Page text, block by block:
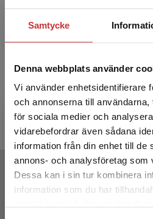
Samtycke
Denna webbplats använder
Vi använder enhetsidentifierare
och annonserna till
för sociala medier och
vidarebefordrar även sådana
information från din enhet till de
annons- och analysföretag som
Dessa kan i sin tur kombinera
information som du har
Begränsad
Det verkar som att du
studentlitteratur.se via en
Variabel B1
Karlsson, N - Kilborn, W
245 krinkl. moms
Exkl. moms: 231 kr